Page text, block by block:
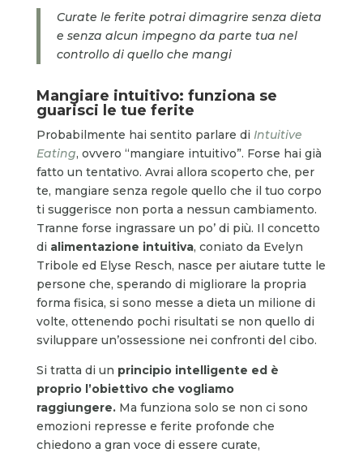
Curate le ferite potrai dimagrire senza dieta
e senza alcun impegno da parte tua nel
controllo di quello che mangi
Mangiare intuitivo: funziona se
guarisci le tue ferite
Probabilmente hai sentito parlare di Intuitive
Eating, ovvero “mangiare intuitivo”. Forse hai già
fatto un tentativo. Avrai allora scoperto che, per
te, mangiare senza regole quello che il tuo corpo
ti suggerisce non porta a nessun cambiamento.
Tranne forse ingrassare un po’ di più. Il concetto
di alimentazione intuitiva, coniato da Evelyn
Tribole ed Elyse Resch, nasce per aiutare tutte le
persone che, sperando di migliorare la propria
forma fisica, si sono messe a dieta un milione di
volte, ottenendo pochi risultati se non quello di
sviluppare un’ossessione nei confronti del cibo.
Si tratta di un principio intelligente ed è
proprio l’obiettivo che vogliamo
raggiungere.Ma funziona solo se non ci sono
emozioni represse e ferite profonde che
chiedono a gran voce di essere curate,